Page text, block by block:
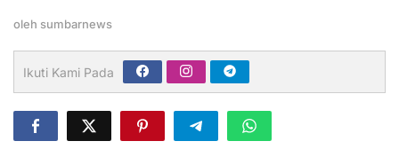
oleh sumbarnews
Ikuti Kami Pada